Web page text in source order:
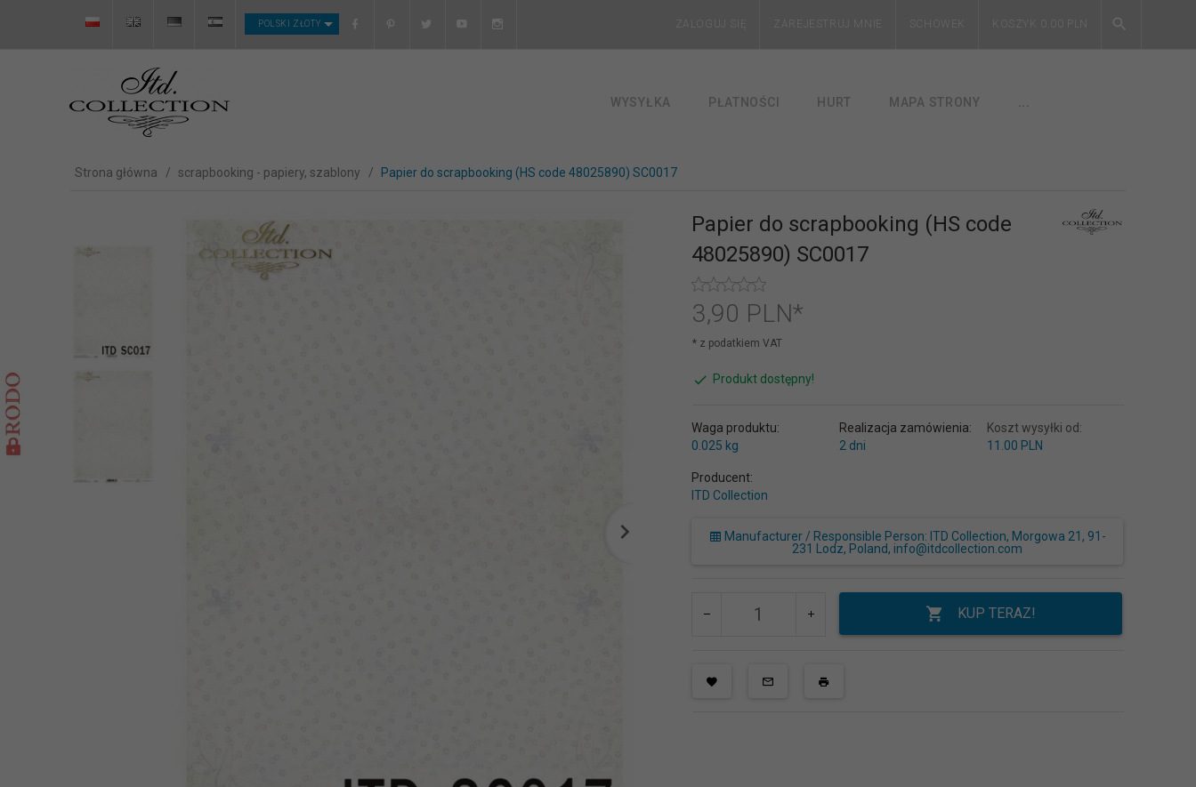
CURRENCY_H
POLSKI ZŁOTY ZALOGUJ SIĘ ZAREJESTRUJ MNIE SCHOWEK KOSZYK
WYSYŁKA PŁATNOŚCI HURT MAPA STRONY
Strona główna scrapbooking - papiery, szablony Papier do scrapbooking (HS code 48025890) SC0017
Papier do scrapbooking (HS code
48025890) SC0017
3,90 PLN*
* z podatkiem VAT
Produkt dostępny!
Waga produktu:
0.025 kg
Realizacja zamówienia:
2 dni
Koszt wysyłki od:
11.00 PLN
Producent:
ITD Collection
Manufacturer / Responsible Person: ITD Collection, Morgowa 21, 91-
231 Lodz, Poland, info@itdcollection.com
KUP TERAZ!